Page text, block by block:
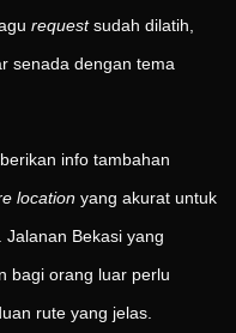
requestsudah dilatih,
senada dengan tema
info tambahan
location yang akurat untuk
Bekasi yang
bagi orang luar perlu
rute yang jelas.